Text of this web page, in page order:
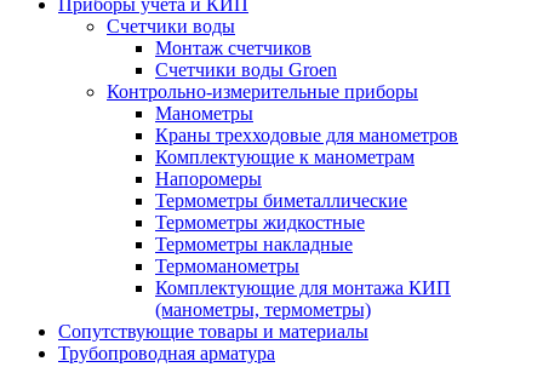
Приборы учета и КИП
Счетчики воды
Монтаж счетчиков
Счетчики воды Groen
Контрольно-измерительные приборы
Манометры
Краны трехходовые для манометров
Комплектующие к манометрам
Напоромеры
Термометры биметаллические
Термометры жидкостные
Термометры накладные
Термоманометры
Комплектующие для монтажа КИП
(манометры, термометры)
Сопутствующие товары и материалы
Трубопроводная арматура